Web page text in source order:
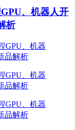
、机器人开
析